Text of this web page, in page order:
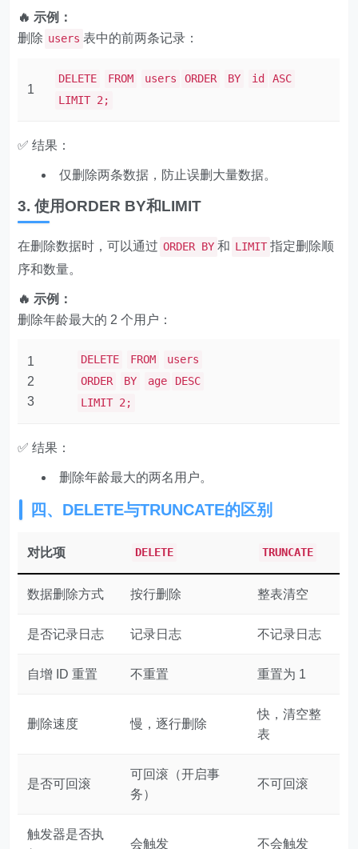
🔥 示例：
删除 users 表中的前两条记录：
1
DELETE FROM users ORDER BY id
ASC
LIMIT 2;
✅ 结果：
仅删除两条数据，防止误删大量数据。
3. 使用ORDER BY和LIMIT
在删除数据时，可以通过 ORDER BY 和 LIMIT 指定删除顺
序和数量。
🔥 示例：
删除年龄最大的 2 个用户：
1
2
3
DELETE FROM
users
ORDER
BY age
DESC
LIMIT 2;
✅ 结果：
删除年龄最大的两名用户。
四、DELETE与TRUNCATE的区别
对比项 DELETE TRUNCATE
数据删除方式 按行删除 整表清空
是否记录日志 记录日志 不记录日志
自增 ID 重置 不重置 重置为 1
删除速度 慢，逐行删除
快，清空整
表
是否可回滚
可回滚（开启事
务）
不可回滚
触发器是否执
会触发 不会触发